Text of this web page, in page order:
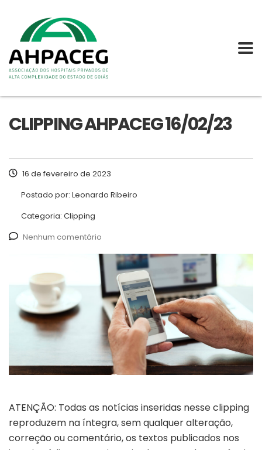
CLIPPING AHPACEG 16/02/23
16 de fevereiro de 2023
Postado por: Leonardo Ribeiro
Categoria: Clipping
Nenhum comentário
ATENÇÃO: Todas as notícias inseridas nesse clipping
reproduzem na íntegra, sem qualquer alteração,
correção ou comentário, os textos publicados nos